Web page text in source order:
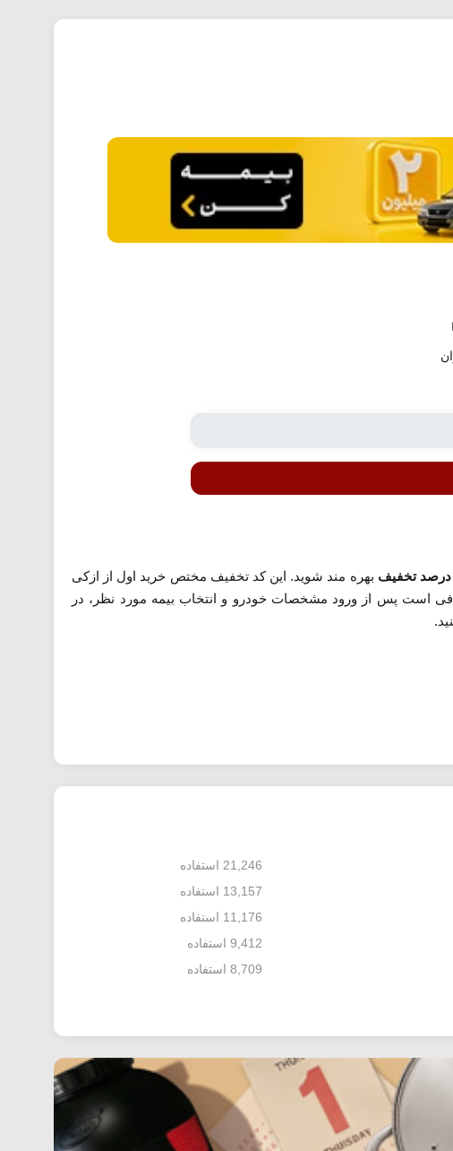
بهره مند شوید. این کد تخفیف مختص خرید اول از ازکی
است پس از ورود مشخصات خودرو و انتخاب بیمه مورد نظر، در
21,246 استفاده
13,157 استفاده
11,176 استفاده
9,412 استفاده
8,709 استفاده